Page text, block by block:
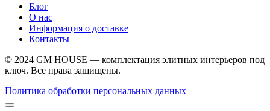
Блог
О нас
Информация о доставке
Контакты
© 2024 GM HOUSE — комплектация элитных интерьеров под
ключ. Все права защищены.
Политика обработки персональных данных